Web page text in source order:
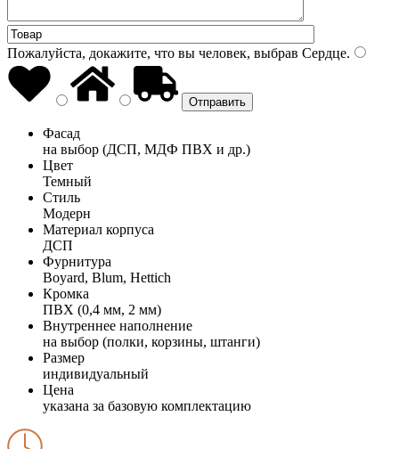
Пожалуйста, докажите, что вы человек, выбрав Сердце.
Фасад
на выбор (ДСП, МДФ ПВХ и др.)
Цвет
Темный
Стиль
Модерн
Материал корпуса
ДСП
Фурнитура
Boyard, Blum, Hettich
Кромка
ПВХ (0,4 мм, 2 мм)
Внутреннее наполнение
на выбор (полки, корзины, штанги)
Размер
индивидуальный
Цена
указана за базовую комплектацию